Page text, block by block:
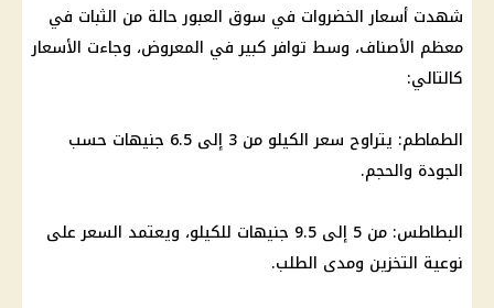
شهدت أسعار الخضروات في سوق العبور حالة من الثبات في
معظم الأصناف، وسط توافر كبير في المعروض، وجاءت الأسعار
كالتالي:
الطماطم: يتراوح سعر الكيلو من 3 إلى 6.5 جنيهات حسب
الجودة والحجم.
البطاطس: من 5 إلى 9.5 جنيهات للكيلو، ويعتمد السعر على
نوعية التخزين ومدى الطلب.